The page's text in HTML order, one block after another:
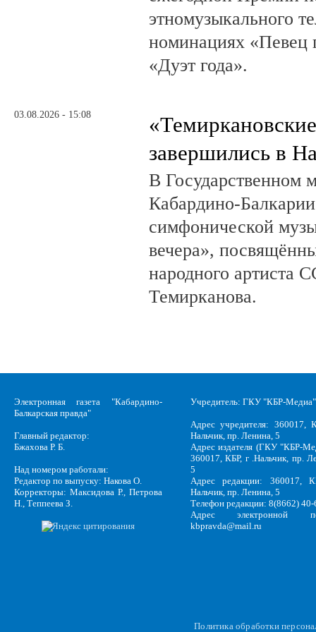
этномузыкального
номинациях «Певец
«Дуэт года».
03.08.2026 - 15:08
завершились в
В Государственном
Кабардино-
симфонической
вечера»,
народного артиста
Темирканова.
Электронная газета "Кабардино-
Балкарская правда"
Главный редактор:
Бжахова Р. Б.
Над номером работали:
Редактор по выпуску: Накова О.
Корректоры: Максидова Р., Петрова
Н., Теппеева З.
Учредитель: ГКУ "КБР-Медиа"
Адрес учредителя: 360017,
Нальчик, пр. Ленина, 5
Адрес издателя (ГКУ "КБР-
360017, КБР, г .Нальчик, пр.
5
Адрес редакции: 360017,
Нальчик, пр. Ленина, 5
Телефон редакции: 8(8662)
Адрес электронной
kbpravda@mail.ru
Политика обработки